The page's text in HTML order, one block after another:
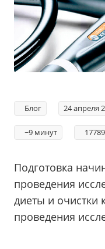
Блог 24 апреля
~9 минут
Подготовка
проведения
диеты и очистки
проведения